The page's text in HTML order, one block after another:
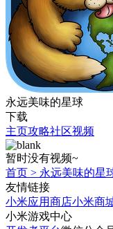
永远美味的星球
下载
主页攻略社区视频
暂时没有视频~
首页 > 永远美味的星
友情链接
小米应用商店小米商
小米游戏中心